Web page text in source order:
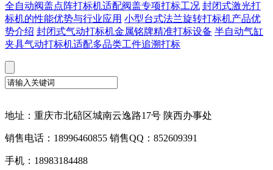
全自动阀盖点阵打标机适配阀盖专项打标工况 封闭式激光打
标机的性能优势与行业应用 小型台式法兰旋转打标机产品优
势介绍 封闭式气动打标机金属铭牌精准打标设备 半自动气缸
夹具气动打标机适配多品类工件追溯打标
地址：重庆市北碚区城南云逸路17号 陕西办事处
销售电话：18996460855 销售QQ：852609391
手机：18983184488